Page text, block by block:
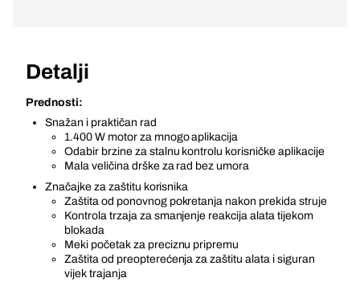
Detalji
Prednosti:
Snažan i praktičan rad
1.400 W motor za mnogo aplikacija
Odabir brzine za stalnu kontrolu korisničke aplikacije
Mala veličina drške za rad bez umora
Značajke za zaštitu korisnika
Zaštita od ponovnog pokretanja nakon prekida struje
Kontrola trzaja za smanjenje reakcija alata tijekom
blokada
Meki početak za preciznu pripremu
Zaštita od preopterećenja za zaštitu alata i siguran
vijek trajanja